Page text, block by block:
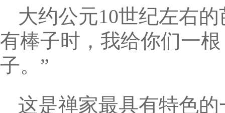
大约公元10世纪左右
有棒子时，我给你们一
子。”
这是禅家最具有特色